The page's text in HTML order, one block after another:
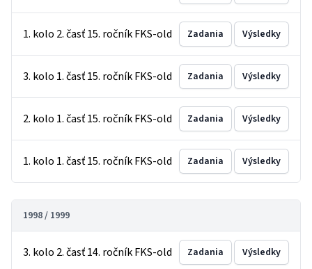
1. kolo 2. časť 15. ročník FKS-old Zadania Výsledky
3. kolo 1. časť 15. ročník FKS-old Zadania Výsledky
2. kolo 1. časť 15. ročník FKS-old Zadania Výsledky
1. kolo 1. časť 15. ročník FKS-old Zadania Výsledky
1998 / 1999
3. kolo 2. časť 14. ročník FKS-old Zadania Výsledky